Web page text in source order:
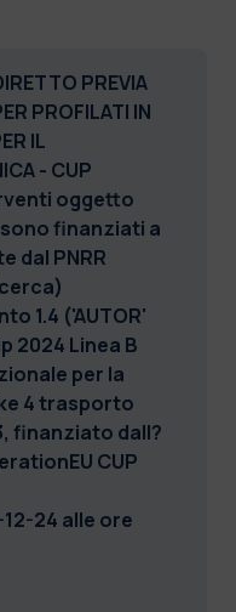
PREVIA
PROFILATI IN
IL
- CUP
oggetto
finanziati a
dal PNRR
1.4 ('AUTOR'
2024 Linea B
per la
4 trasporto
finanziato dall?
CUP
24 alle ore